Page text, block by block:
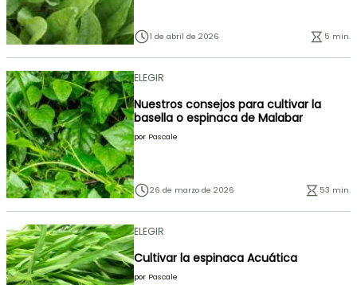
1 de abril de 2026 5 min.
ELEGIR
Nuestros consejos para cultivar la
basella o espinaca de Malabar
por Pascale
26 de marzo de 2026 53 min.
ELEGIR
Cultivar la espinaca Acuática
por Pascale